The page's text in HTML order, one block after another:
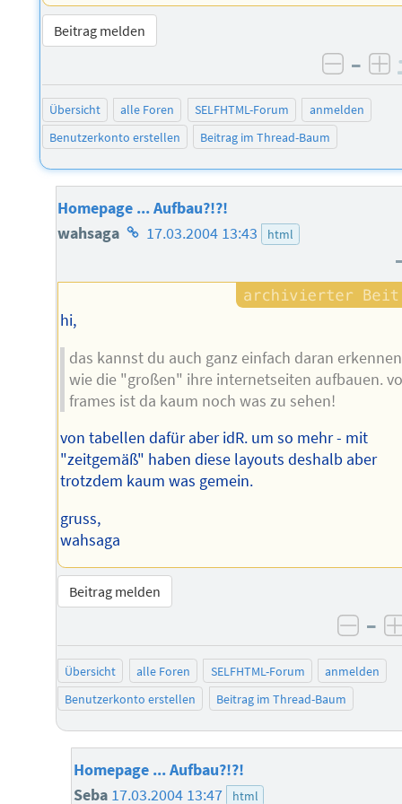
Beitrag melden
–
Übersicht alle Foren SELFHTML-Forum
anmelden
Benutzerkonto erstellen
Beitrag im Thread-Baum
Homepage ... Aufbau?!?!
wahsaga Homepage
Autors
17.03.2004 13:43 html
hi,
das kannst du auch ganz einfach daran
wie die "großen" ihre internetseiten aufbauen.
frames ist da kaum noch was zu sehen!
von tabellen dafür aber idR. um so mehr - mit
"zeitgemäß" haben diese layouts deshalb aber
trotzdem kaum was gemein.
gruss,
wahsaga
Beitrag melden
–
Übersicht alle Foren SELFHTML-Forum
anmelden
Benutzerkonto erstellen
Beitrag im Thread-Baum
Homepage ... Aufbau?!?!
Seba 17.03.2004 13:47 html